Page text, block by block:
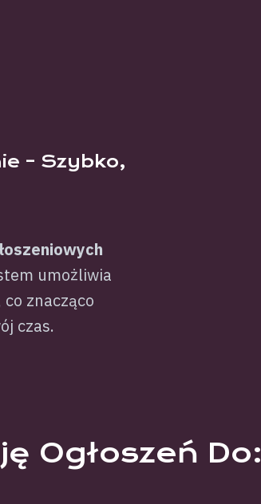
– Szybko,
umożliwia
co znacząco
czas.
Ogłoszeń Do: